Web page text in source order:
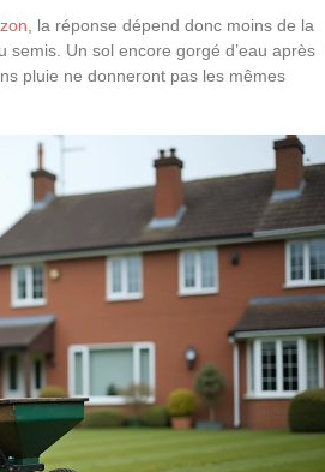
, la réponse dépend donc moins de la
Un sol encore gorgé d’eau après
pluie ne donneront pas les mêmes